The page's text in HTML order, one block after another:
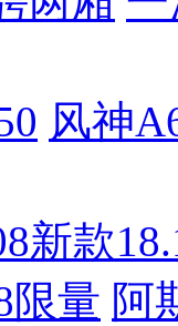
风神
新款
限量 阿